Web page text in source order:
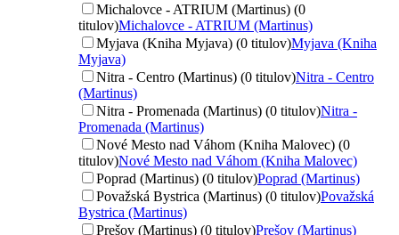
Michalovce - ATRIUM (Martinus) (0
titulov)Michalovce - ATRIUM (Martinus)
Myjava (Kniha Myjava) (0 titulov)Myjava (Kniha
Myjava)
Nitra - Centro (Martinus) (0 titulov)Nitra - Centro
(Martinus)
Nitra - Promenada (Martinus) (0 titulov)Nitra -
Promenada (Martinus)
Nové Mesto nad Váhom (Kniha Malovec) (0
titulov)Nové Mesto nad Váhom (Kniha Malovec)
Poprad (Martinus) (0 titulov)Poprad (Martinus)
Považská Bystrica (Martinus) (0 titulov)Považská
Bystrica (Martinus)
Prešov (Martinus) (0 titulov)Prešov (Martinus)